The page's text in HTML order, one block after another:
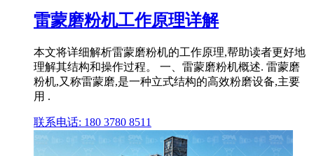
雷蒙磨粉机工作原理详解
本文将详细解析雷蒙磨粉机的工作原理,帮助读者更好地
理解其结构和操作过程。 一、雷蒙磨粉机概述. 雷蒙磨
粉机,又称雷蒙磨,是一种立式结构的高效粉磨设备,主要
用 .
联系电话: 180 3780 8511